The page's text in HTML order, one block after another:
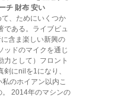
チ 財布 安い
、ためにいくつか
である。ライブビュ
含ま楽しい新興の
ッドのマイクを通じ
力として）フロント
にnilを1になり、
のホイアン以内こ
。 2014年のマシンの